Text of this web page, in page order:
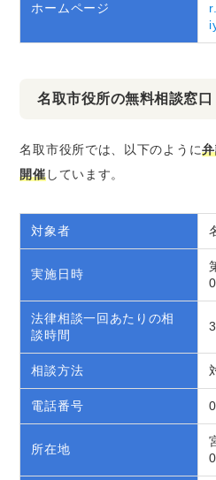
ホームページ
名取市役所の無料相談窓口
名取市役所では、以下のように
開催しています。
対象者
実施日時
0
法律相談一回あたりの相
談時間
相談方法
電話番号
所在地
0